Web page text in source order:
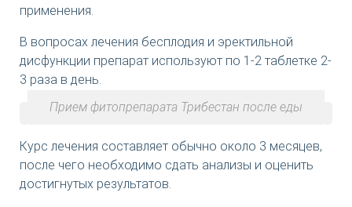
применения.
В вопросах лечения бесплодия и эректильной
дисфункции препарат используют по 1-2 таблетке 2-
3 раза в день.
Прием фитопрепарата Трибестан после еды
Курс лечения составляет обычно около 3 месяцев,
после чего необходимо сдать анализы и оценить
достигнутых результатов.